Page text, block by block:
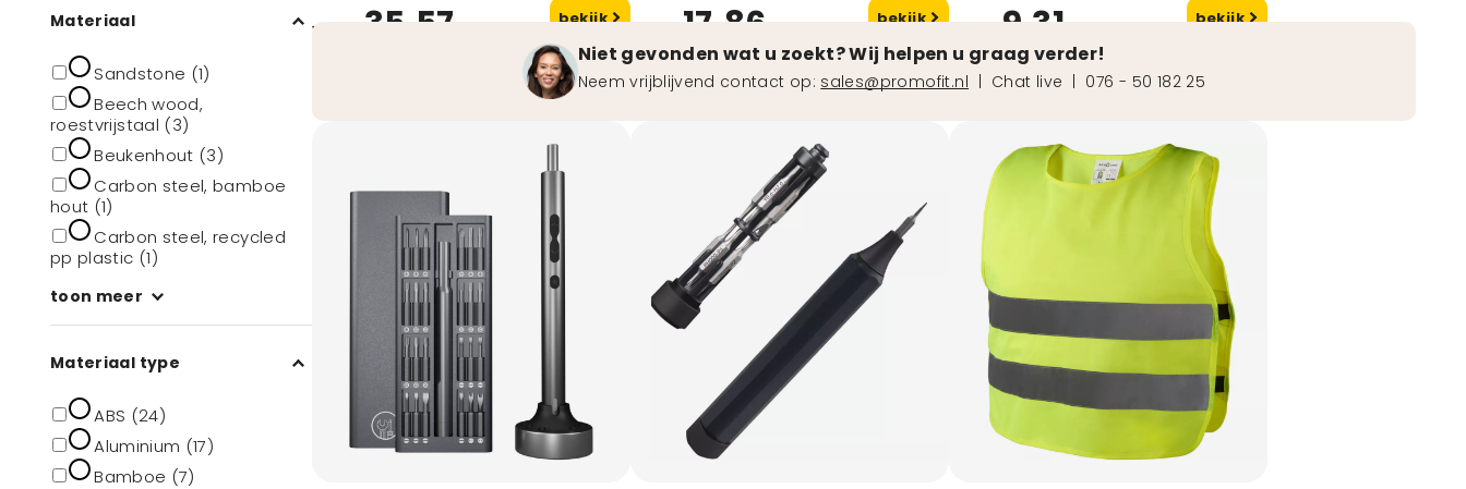
Materiaal
Sandstone (1)
Beech wood,
roestvrijstaal (3)
Beukenhout (3)
Carbon steel, bamboe
hout (1)
Carbon steel, recycled
pp plastic (1)
toon meer
Materiaal type
ABS (24)
Aluminium (17)
Bamboe (7)
vanaf 35,57 bekijk 17,86 bekijk 9,31 bekijk
Niet gevonden wat u zoekt? Wij helpen u graag verder!
Neem vrijblijvend contact op: sales@promofit.nl Chat live 076 - 50 182 25